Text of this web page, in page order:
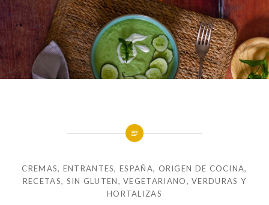
CREMAS, ENTRANTES,ESPAÑA, ORIGEN DE COCINA,
RECETAS, SIN GLUTEN,VEGETARIANO,VERDURAS Y
HORTALIZAS